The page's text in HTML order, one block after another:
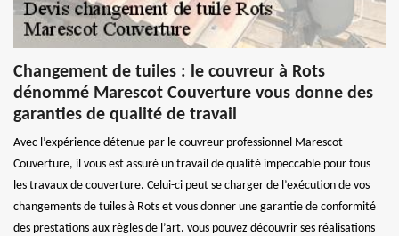
Changement de tuiles : le couvreur à Rots
dénommé Marescot Couverture vous donne des
garanties de qualité de travail
Avec l’expérience détenue par le couvreur professionnel Marescot
Couverture, il vous est assuré un travail de qualité impeccable pour tous
les travaux de couverture. Celui-ci peut se charger de l’exécution de vos
changements de tuiles à Rots et vous donner une garantie de conformité
des prestations aux règles de l’art. vous pouvez découvrir ses réalisations